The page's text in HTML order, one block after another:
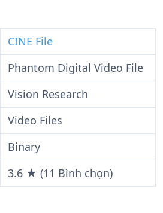
CINE File
Phantom Digital Video File
Vision Research
Video Files
Binary
3.6 ★ (11 Bình chọn)